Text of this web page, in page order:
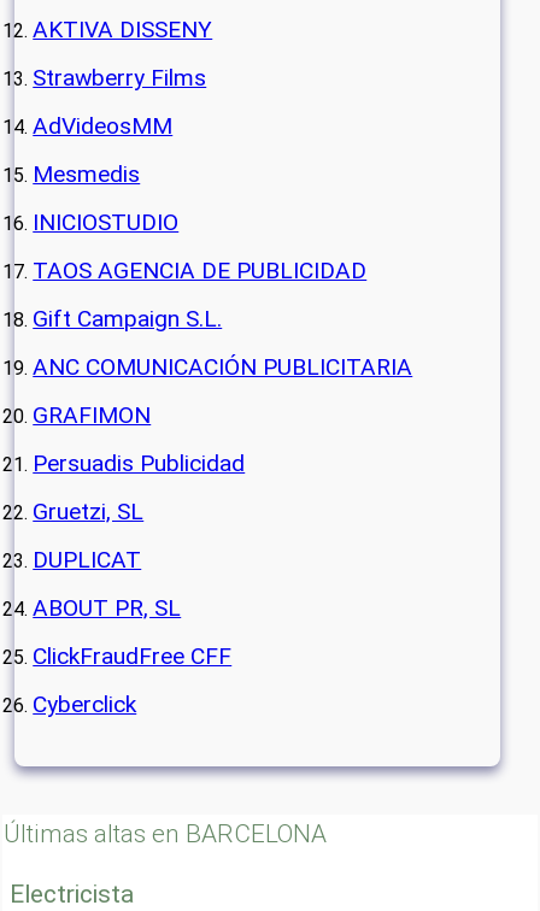
AKTIVA DISSENY
Strawberry Films
AdVideosMM
Mesmedis
INICIOSTUDIO
TAOS AGENCIA DE PUBLICIDAD
Gift Campaign S.L.
ANC COMUNICACIÓN PUBLICITARIA
GRAFIMON
Persuadis Publicidad
Gruetzi, SL
DUPLICAT
ABOUT PR, SL
ClickFraudFree CFF
Cyberclick
Últimas altas en BARCELONA
Electricista